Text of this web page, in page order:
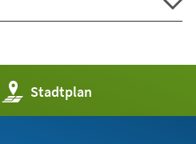
Stadtplan
(Öffnet
in
einem